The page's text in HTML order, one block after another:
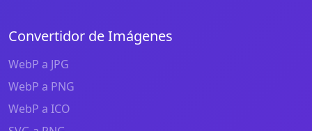
Convertidor de Imágenes
WebP a JPG
WebP a PNG
WebP a ICO